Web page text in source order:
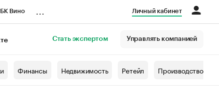
Вино Личный кабинет
Стать экспертом Управлять компанией
Финансы Недвижимость Ретейл Производство